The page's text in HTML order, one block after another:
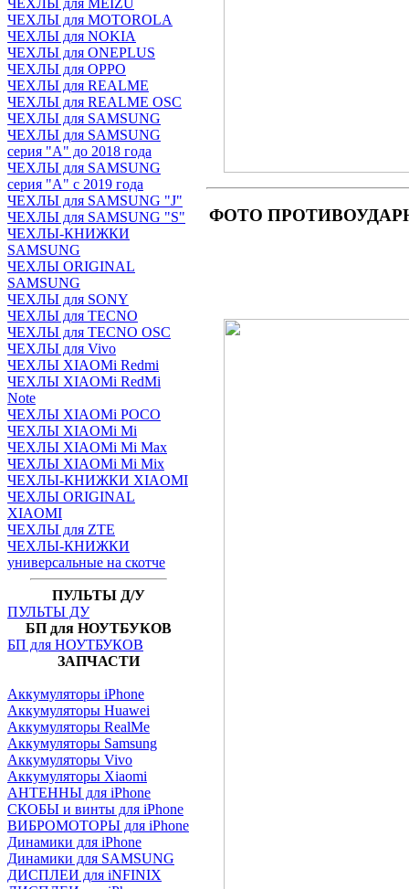
ЧЕХЛЫ для MEIZU
ЧЕХЛЫ для MOTOROLA
ЧЕХЛЫ для NOKIA
ЧЕХЛЫ для ONEPLUS
ЧЕХЛЫ для OPPO
ЧЕХЛЫ для REALME
ЧЕХЛЫ для REALME OSC
ЧЕХЛЫ для SAMSUNG
ЧЕХЛЫ для SAMSUNG
серия "A" до 2018 года
ЧЕХЛЫ для SAMSUNG
серия "A" с 2019 года
ЧЕХЛЫ для SAMSUNG "J"
ЧЕХЛЫ для SAMSUNG "S"
ЧЕХЛЫ-КНИЖКИ
SAMSUNG
ЧЕХЛЫ ORIGINAL
SAMSUNG
ЧЕХЛЫ для SONY
ЧЕХЛЫ для TECNO
ЧЕХЛЫ для TECNO OSC
ЧЕХЛЫ для Vivo
ЧЕХЛЫ XIAOMi Redmi
ЧЕХЛЫ XIAOMi RedMi
Note
ЧЕХЛЫ XIAOMi POCO
ЧЕХЛЫ XIAOMi Mi
ЧЕХЛЫ XIAOMi Mi Max
ЧЕХЛЫ XIAOMi Mi Mix
ЧЕХЛЫ-КНИЖКИ XIAOMI
ЧЕХЛЫ ORIGINAL
XIAOMI
ЧЕХЛЫ для ZTE
ЧЕХЛЫ-КНИЖКИ
универсальные на скотче
ПУЛЬТЫ Д/У
ПУЛЬТЫ ДУ
БП для НОУТБУКОВ
БП для НОУТБУКОВ
ЗАПЧАСТИ
Аккумуляторы iPhone
Аккумуляторы Huawei
Аккумуляторы RealMe
Аккумуляторы Samsung
Аккумуляторы Vivo
Аккумуляторы Xiaomi
АНТЕННЫ для iPhone
СКОБЫ и винты для iPhone
ВИБРОМОТОРЫ для iPhone
Динамики для iPhone
Динамики для SAMSUNG
ДИСПЛЕИ для iNFINIX
ФОТО